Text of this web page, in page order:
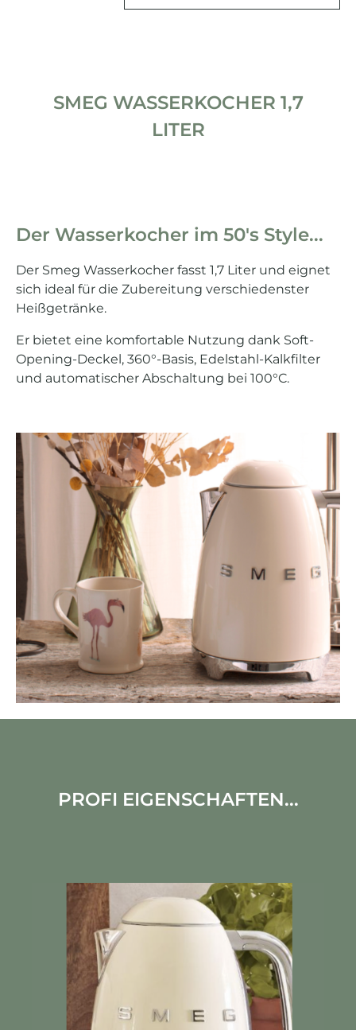
SMEG WASSERKOCHER 1,7
LITER
Der Wasserkocher im 50's Style...
Der Smeg Wasserkocher fasst 1,7 Liter und eignet
sich ideal für die Zubereitung verschiedenster
Heißgetränke.
Er bietet eine komfortable Nutzung dank Soft-
Opening-Deckel, 360°-Basis, Edelstahl-Kalkfilter
und automatischer Abschaltung bei 100°C.
PROFI EIGENSCHAFTEN...